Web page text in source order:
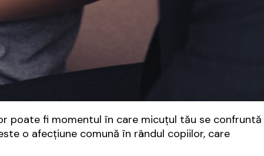
poate fi momentul în care micuțul tău se confruntă
o afecțiune comună în rândul copiilor, care